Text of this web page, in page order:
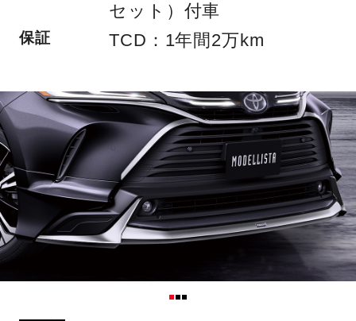
セット）付車
保証 TCD：1年間2万km